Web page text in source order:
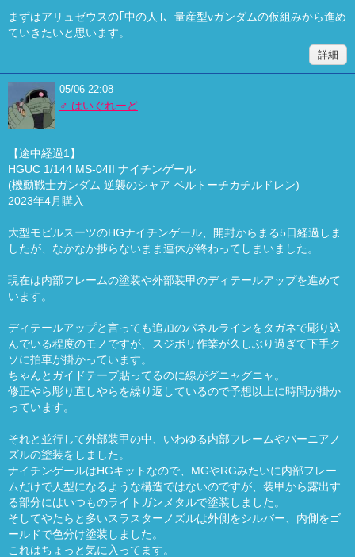
まずはアリュゼウスの｢中の人｣、量産型νガンダムの仮組みから進め
ていきたいと思います。
詳細
05/06 22:08
♂ はいぐれーど
【途中経過1】
HGUC 1/144 MS-04II ナイチンゲール
(機動戦士ガンダム 逆襲のシャア ベルトーチカチルドレン)
2023年4月購入
大型モビルスーツのHGナイチンゲール、開封からまる5日経過しま
したが、なかなか捗らないまま連休が終わってしまいました。
現在は内部フレームの塗装や外部装甲のディテールアップを進めて
います。
ディテールアップと言っても追加のパネルラインをタガネで彫り込
んでいる程度のモノですが、スジボリ作業が久しぶり過ぎて下手ク
ソに拍車が掛かっています。
ちゃんとガイドテープ貼ってるのに線がグニャグニャ。
修正やら彫り直しやらを繰り返しているので予想以上に時間が掛か
っています。
それと並行して外部装甲の中、いわゆる内部フレームやバーニアノ
ズルの塗装をしました。
ナイチンゲールはHGキットなので、MGやRGみたいに内部フレー
ムだけで人型になるような構造ではないのですが、装甲から露出す
る部分にはいつものライトガンメタルで塗装しました。
そしてやたらと多いスラスターノズルは外側をシルバー、内側をゴ
ールドで色分け塗装しました。
これはちょっと気に入ってます。